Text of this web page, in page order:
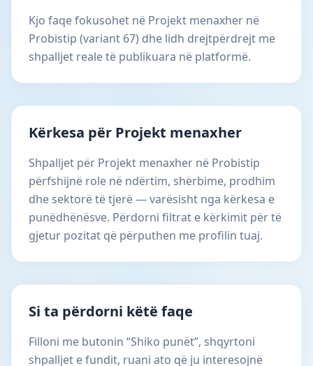
Kjo faqe fokusohet në Projekt menaxher në
Probistip (variant 67) dhe lidh drejtpërdrejt me
shpalljet reale të publikuara në platformë.
Kërkesa për Projekt menaxher
Shpalljet për Projekt menaxher në Probistip
përfshijnë role në ndërtim, shërbime, prodhim
dhe sektorë të tjerë — varësisht nga kërkesa e
punëdhënësve. Përdorni filtrat e kërkimit për të
gjetur pozitat që përputhen me profilin tuaj.
Si ta përdorni këtë faqe
Filloni me butonin “Shiko punët”, shqyrtoni
shpalljet e fundit, ruani ato që ju interesojnë